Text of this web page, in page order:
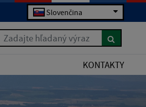
Slovenčina
Zadajte hľadaný výraz
KONTAKTY